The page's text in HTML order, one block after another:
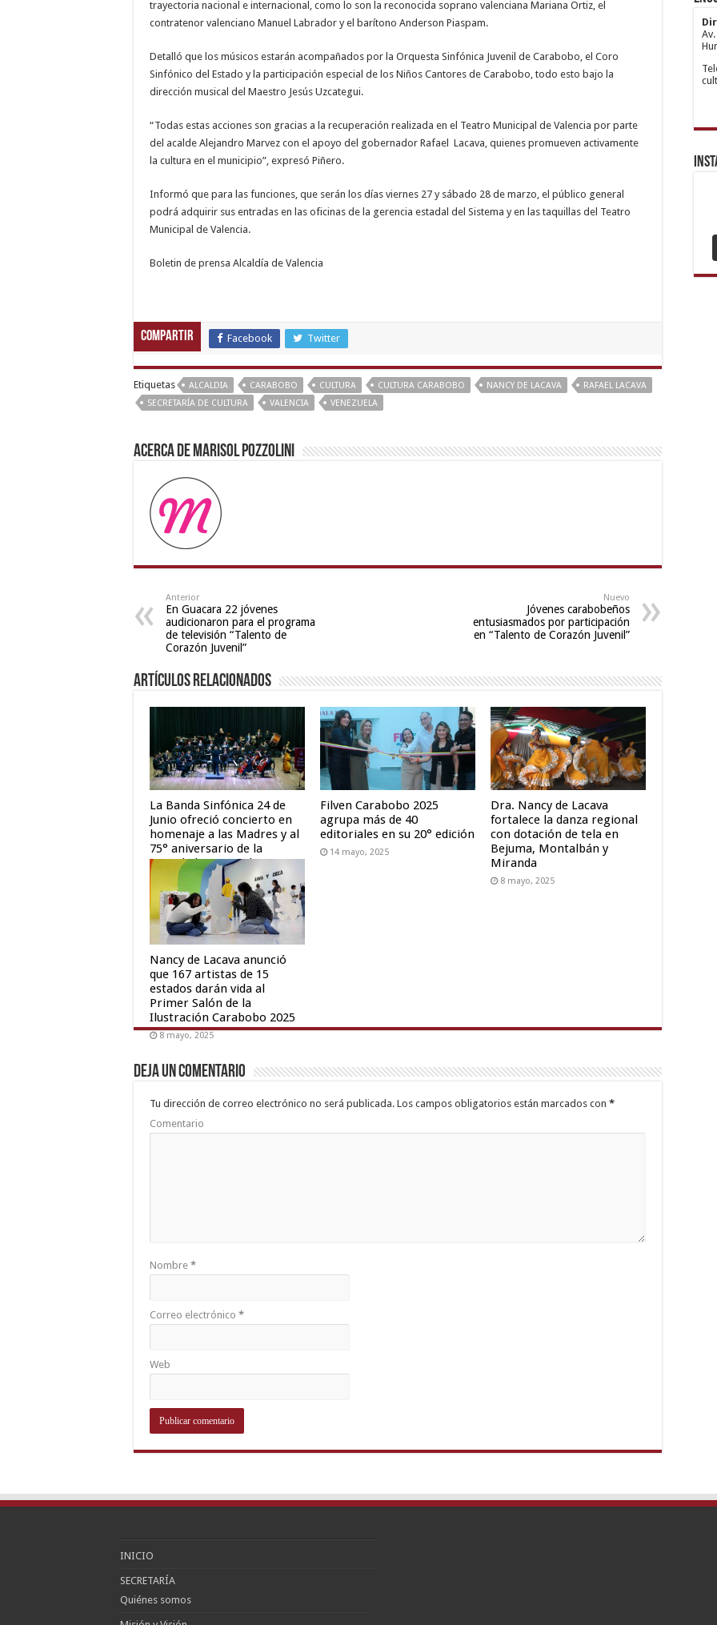
trayectoria nacional e internacional, como lo son la reconocida soprano valenciana Mariana Ortiz, el
contratenor valenciano Manuel Labrador y el barítono Anderson Piaspam.
Detalló que los músicos estarán acompañados por la Orquesta Sinfónica Juvenil de Carabobo, el Coro
Sinfónico del Estado y la participación especial de los Niños Cantores de Carabobo, todo esto bajo la
dirección musical del Maestro Jesús Uzcategui.
“Todas estas acciones son gracias a la recuperación realizada en el Teatro Municipal de Valencia por parte
del acalde Alejandro Marvez con el apoyo del gobernador Rafael Lacava, quienes promueven activamente
la cultura en el municipio”, expresó Piñero.
Informó que para las funciones, que serán los días viernes 27 y sábado 28 de marzo, el público general
podrá adquirir sus entradas en las oficinas de la gerencia estadal del Sistema y en las taquillas del Teatro
Municipal de Valencia.
Boletin de prensa Alcaldía de Valencia
xxx
com,
ove
sex
sex
xxx
sunny
leone
xxx
film
hindi
blue
film,
blue
Compartir Facebook Twitter
Etiquetas ALCALDIA CARABOBO CULTURA CULTURA CARABOBO NANCY DE LACAVA
RAFAEL LACAVA
SECRETARÍA DE CULTURA
VALENCIA VENEZUELA
Acerca de Marisol Pozzolini
Anterior
En Guacara 22 jóvenes
audicionaron para el programa
de televisión “Talento de
Corazón Juvenil”
Nuevo
Jóvenes carabobeños
entusiasmados por participación
en “Talento de Corazón Juvenil”
Artículos relacionados
La Banda Sinfónica 24 de
Junio ofreció concierto en
homenaje a las Madres y al
75° aniversario de la
Sociedad Amigos de
Valencia
22 mayo, 2025
Filven Carabobo 2025
agrupa más de 40
editoriales en su 20° edición
14 mayo, 2025
Dra. Nancy de Lacava
fortalece la danza regional
con dotación de tela en
Bejuma, Montalbán y
Miranda
8 mayo, 2025
Nancy de Lacava anunció
que 167 artistas de 15
estados darán vida al
Primer Salón de la
Ilustración Carabobo 2025
8 mayo, 2025
Deja un comentario
Tu dirección de correo electrónico no será publicada. Los campos obligatorios están marcados con *
Comentario
Nombre *
Correo electrónico *
Web
INICIO
SECRETARÍA
Quiénes somos